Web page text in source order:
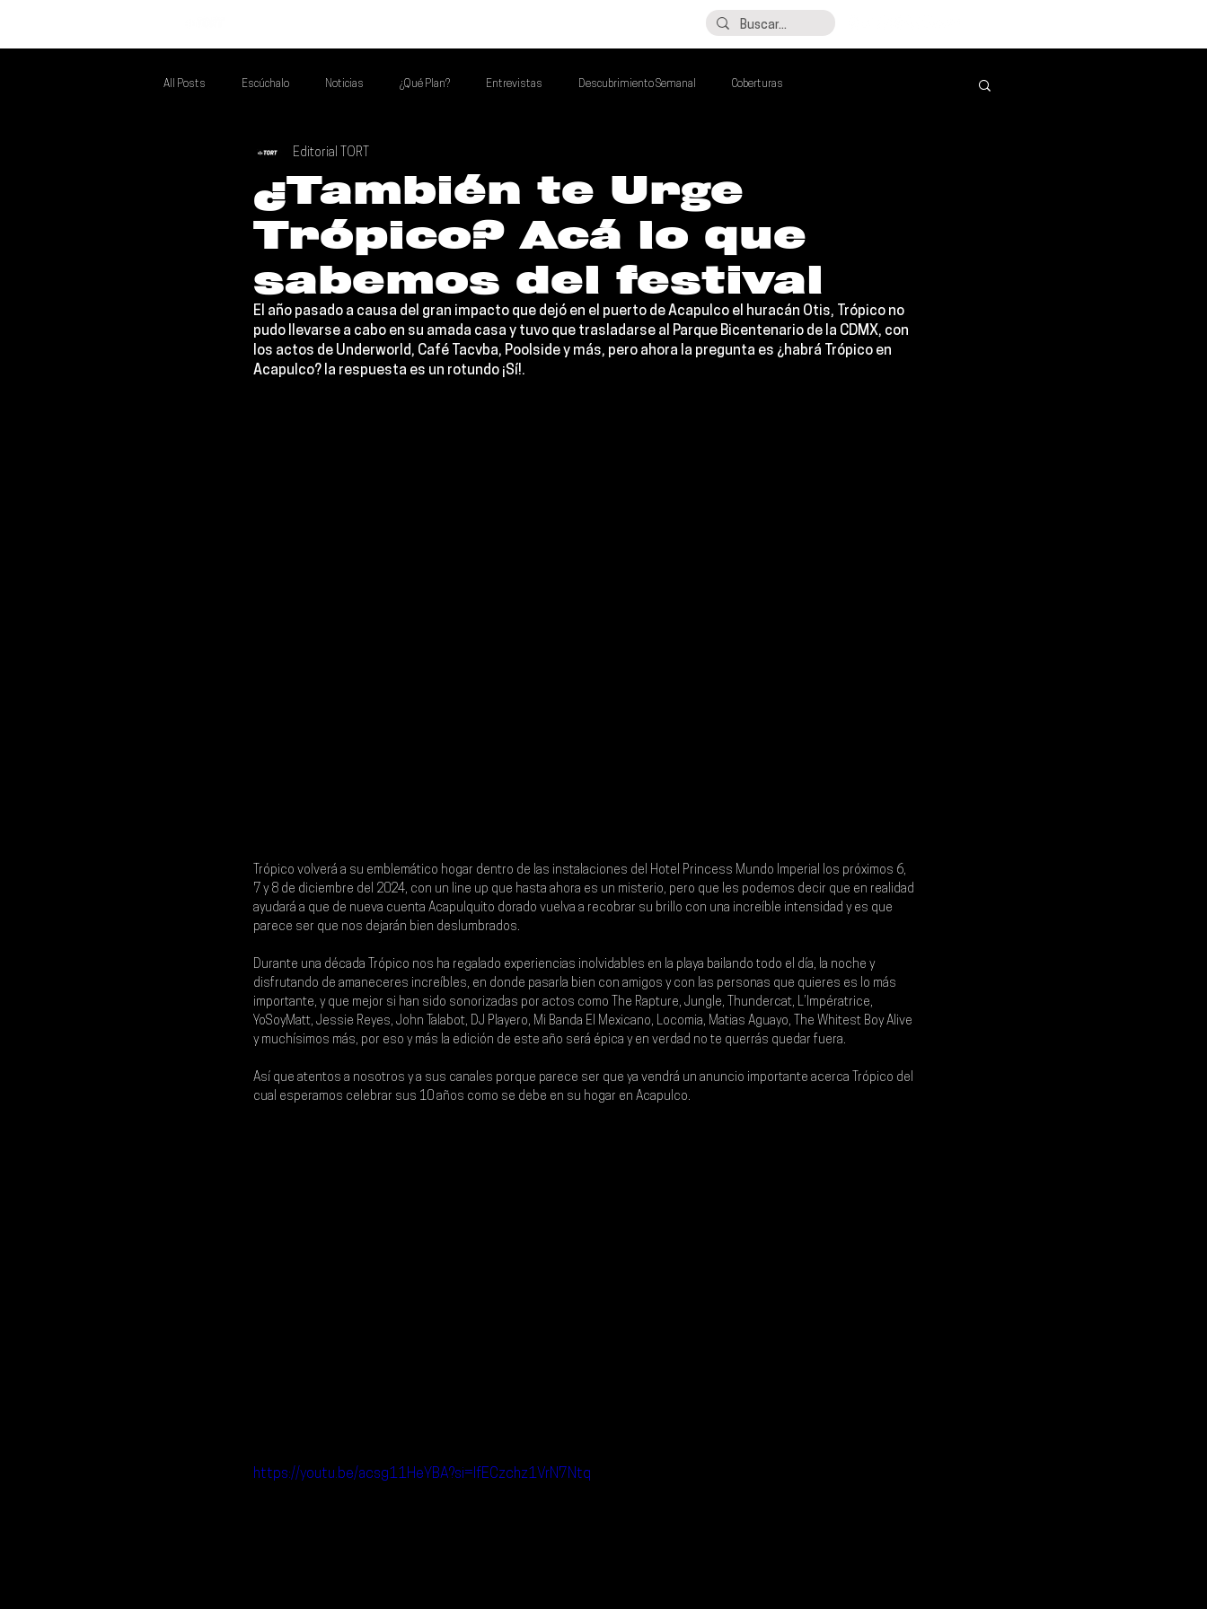
All Posts Escúchalo Noticias ¿Qué Plan? Entrevistas Descubrimiento Semanal Coberturas
Si Te Gusta... Te Recomendamos A...
Poder Latino Que Descubrir Mejores de la Semana Talento Mexa Semanal Álbumes de la Semana
¿También te Urge
Trópico? Acá lo que
sabemos del festival
Editorial TORT
El año pasado a causa del gran impacto que dejó en el puerto de Acapulco el huracán Otis, Trópico no
pudo llevarse a cabo en su amada casa y tuvo que trasladarse al Parque Bicentenario de la CDMX, con
los actos de Underworld, Café Tacvba, Poolside y más, pero ahora la pregunta es ¿habrá Trópico en
Acapulco? la respuesta es un rotundo ¡Sí!.
Trópico volverá a su emblemático hogar dentro de las instalaciones del Hotel Princess Mundo Imperial los próximos 6,
7 y 8 de diciembre del 2024, con un line up que hasta ahora es un misterio, pero que les podemos decir que en realidad
ayudará a que de nueva cuenta Acapulquito dorado vuelva a recobrar su brillo con una increíble intensidad y es que
parece ser que nos dejarán bien deslumbrados.
Durante una década Trópico nos ha regalado experiencias inolvidables en la playa bailando todo el día, la noche y
disfrutando de amaneceres increíbles, en donde pasarla bien con amigos y con las personas que quieres es lo más
importante, y que mejor si han sido sonorizadas por actos como The Rapture, Jungle, Thundercat, L’Impératrice,
YoSoyMatt, Jessie Reyes, John Talabot, DJ Playero, Mi Banda El Mexicano, Locomia, Matias Aguayo, The Whitest Boy Alive
y muchísimos más, por eso y más la edición de este año será épica y en verdad no te querrás quedar fuera.
Así que atentos a nosotros y a sus canales porque parece ser que ya vendrá un anuncio importante acerca Trópico del
cual esperamos celebrar sus 10 años como se debe en su hogar en Acapulco.
https://youtu.be/acsg11HeYBA?si=IfECzchz1VrN7Ntq